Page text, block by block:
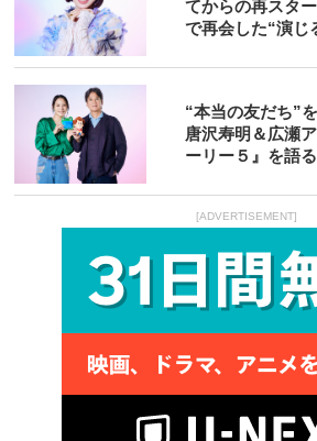
てからの再スタ
で再会した“演じ
“本当の友だち”
唐沢寿明＆広瀬
ーリー５』を語る
[ADVERTISEMENT]